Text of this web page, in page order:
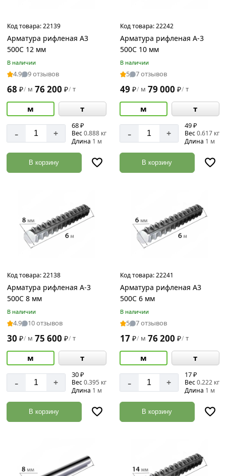
Диаметр
мм
12
мм
мм
мм
25
мм
28
мм
32
мм
6
Длина
прутков
Гладкая
Код товара:22139
Арматура рифленая А3
500С 12 мм
В наличии
4.9 9 отзывов
68 ₽/ м 76 200 ₽/ т
м т
- +
68 ₽
Вес0.888 кг
Длина 1 м
В корзину
Код товара:22242
Арматура рифленая А-3
500С 10 мм
В наличии
5 7 отзывов
49 ₽/ м 79 000 ₽/ т
м т
- +
49 ₽
Вес0.617 кг
Длина 1 м
В корзину
Код товара:22138
Арматура рифленая А-3
500С 8 мм
В наличии
4.9 10 отзывов
30 ₽/ м 75 600 ₽/ т
м т
- +
30 ₽
Вес0.395 кг
Длина 1 м
В корзину
Код товара:22241
Арматура рифленая А3
500С 6 мм
В наличии
5 7 отзывов
17 ₽/ м 76 200 ₽/ т
м т
- +
17 ₽
Вес0.222 кг
Длина 1 м
В корзину